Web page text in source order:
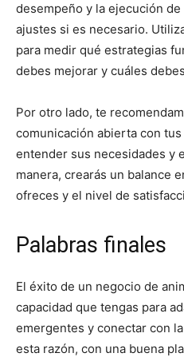
desempeño y la ejecución
ajustes si es necesario.
para medir qué estrategias
debes mejorar y cuáles
Por otro lado, te
comunicación abierta con
entender sus necesidades y
manera, crearás un balance
ofreces y el nivel de
Palabras finales
El éxito de un negocio de
capacidad que tengas para
emergentes y conectar con
esta razón, con una buena